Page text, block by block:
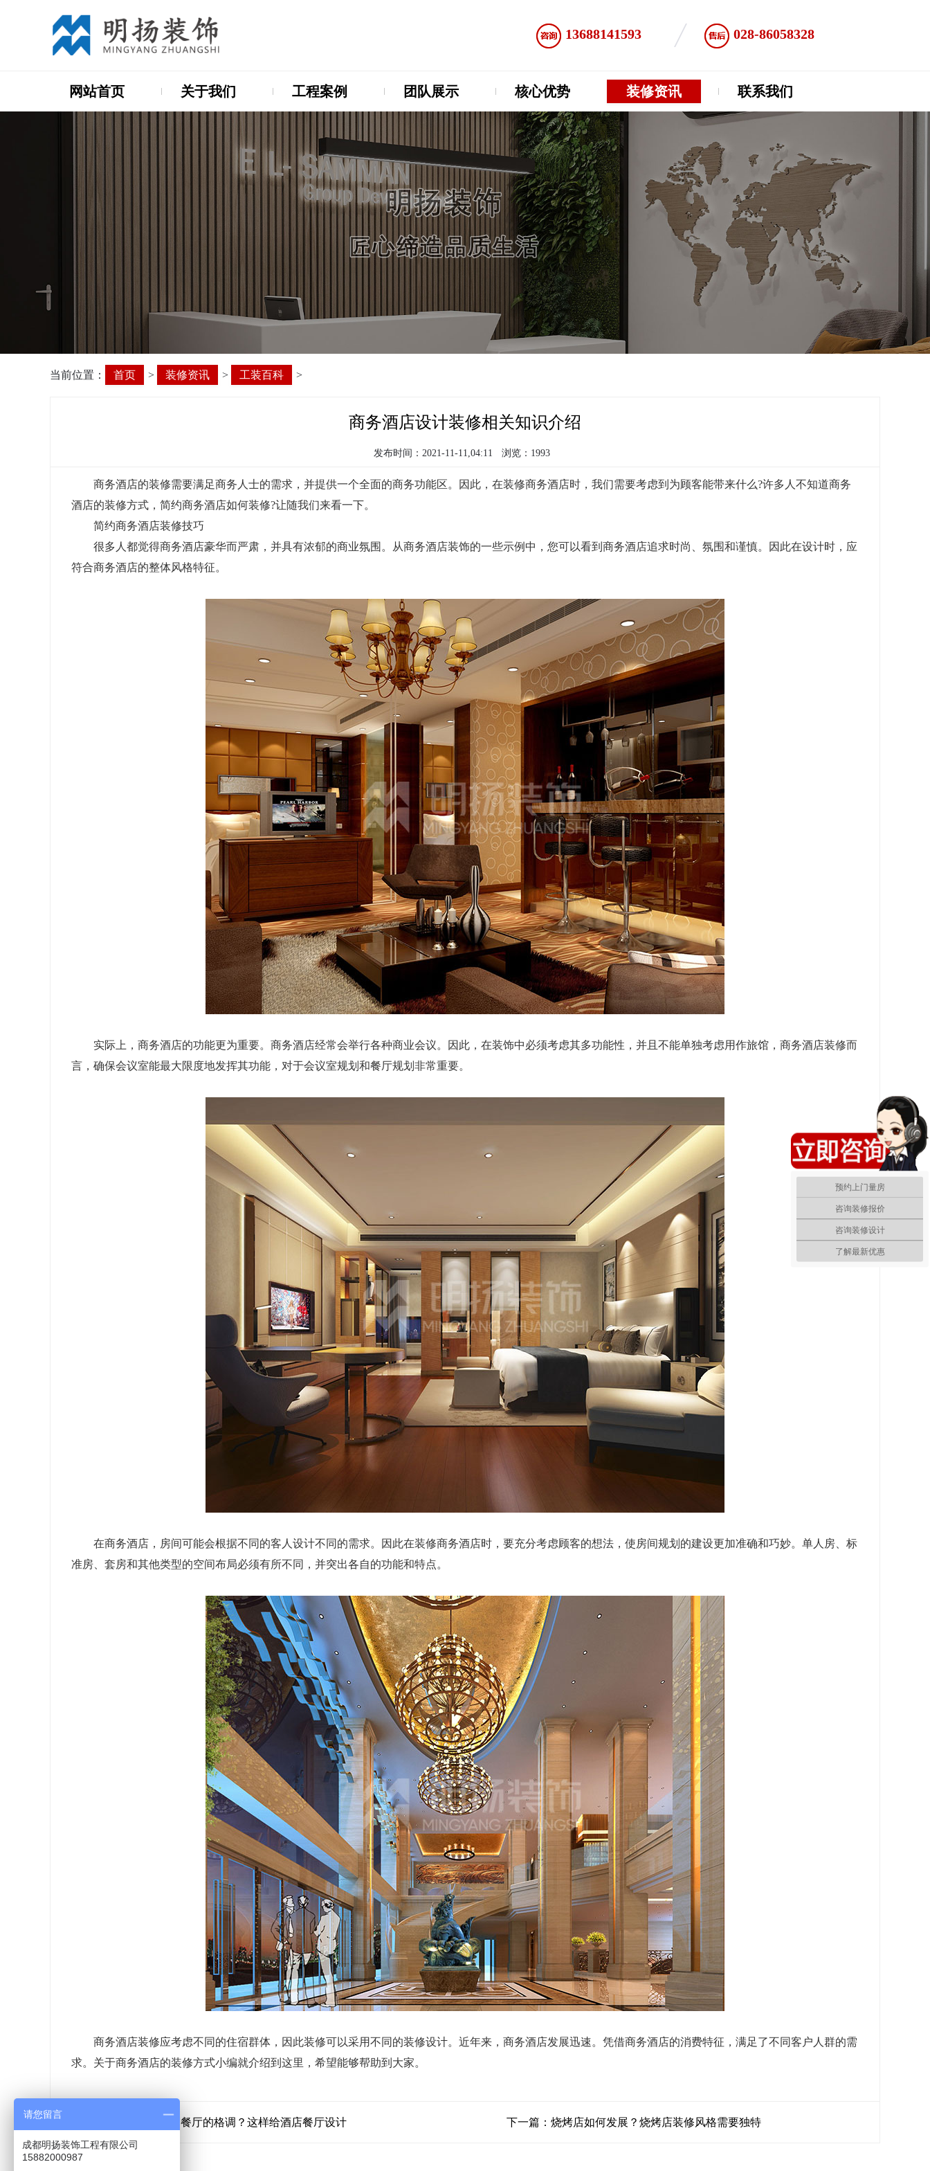
13688141593 028-86058328
网站首页 关于我们 工程案例 团队展示 核心优势 装修资讯 联系我们
当前位置： 首页 > 装修资讯 > 工装百科 >
商务酒店设计装修相关知识介绍
发布时间：2021-11-11,04:11 浏览：1993
商务酒店的装修需要满足商务人士的需求，并提供一个全面的商务功能区。因此，在装修商务酒店时，我们需要考虑到为顾客能带来什么?许多人不知道商务
酒店的装修方式，简约商务酒店如何装修?让随我们来看一下。
简约商务酒店装修技巧
很多人都觉得商务酒店豪华而严肃，并具有浓郁的商业氛围。从商务酒店装饰的一些示例中，您可以看到商务酒店追求时尚、氛围和谨慎。因此在设计时，应
符合商务酒店的整体风格特征。
实际上，商务酒店的功能更为重要。商务酒店经常会举行各种商业会议。因此，在装饰中必须考虑其多功能性，并且不能单独考虑用作旅馆，商务酒店装修而
言，确保会议室能最大限度地发挥其功能，对于会议室规划和餐厅规划非常重要。
在商务酒店，房间可能会根据不同的客人设计不同的需求。因此在装修商务酒店时，要充分考虑顾客的想法，使房间规划的建设更加准确和巧妙。单人房、标
准房、套房和其他类型的空间布局必须有所不同，并突出各自的功能和特点。
商务酒店装修应考虑不同的住宿群体，因此装修可以采用不同的装修设计。近年来，商务酒店发展迅速。凭借商务酒店的消费特征，满足了不同客户人群的需
求。关于商务酒店的装修方式小编就介绍到这里，希望能够帮助到大家。
如何提高餐厅的格调？这样给酒店餐厅设计 下一篇： 烧烤店如何发展？烧烤店装修风格需要独特
预约上门量房
咨询装修报价
咨询装修设计
了解最新优惠
请您留言
成都明扬装饰工程有限公司
15882000987